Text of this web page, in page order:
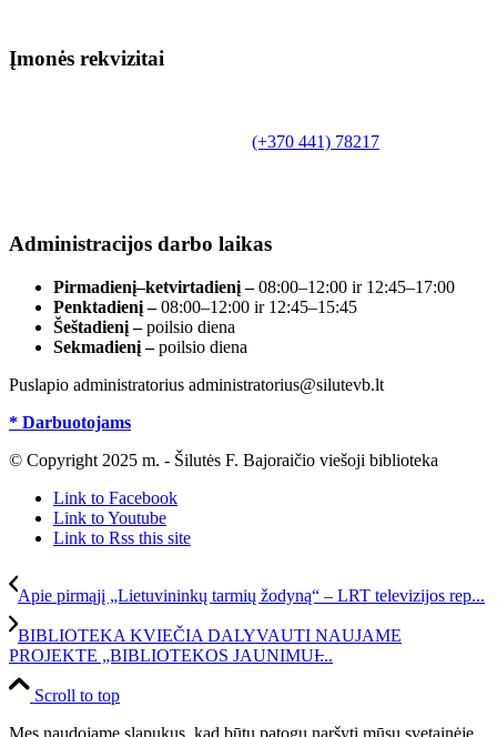
Įmonės rekvizitai
(+370 441) 78217
Administracijos darbo laikas
Pirmadienį–ketvirtadienį –08:00–12:00 ir 12:45–17:00
Penktadienį –08:00–12:00 ir 12:45–15:45
Šeštadienį –poilsio diena
Sekmadienį –poilsio diena
Puslapio administratorius administratorius@silutevb.lt
* Darbuotojams
© Copyright 2025 m. - Šilutės F. Bajoraičio viešoji biblioteka
Link to Facebook
Link to Youtube
Link to Rss this site
Apie pirmąjį „Lietuvininkų tarmių žodyną“ – LRT televizijos rep...
BIBLIOTEKA KVIEČIA DALYVAUTI NAUJAME
PROJEKTE „BIBLIOTEKOS JAUNIMUI̶...
Scroll to top